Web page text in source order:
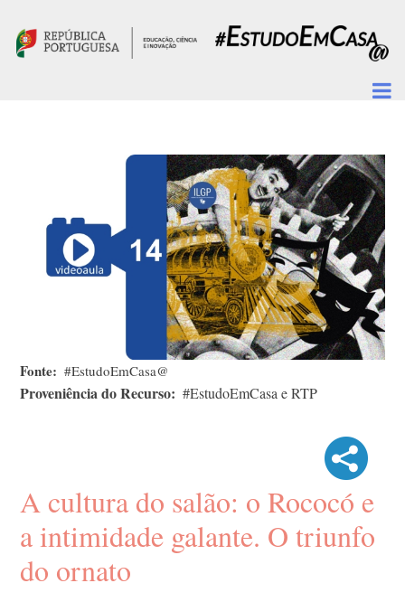
Fonte #EstudoEmCasa@
Proveniência do Recurso #EstudoEmCasa e RTP
A cultura do salão: o Rococó e
a intimidade galante. O triunfo
do ornato